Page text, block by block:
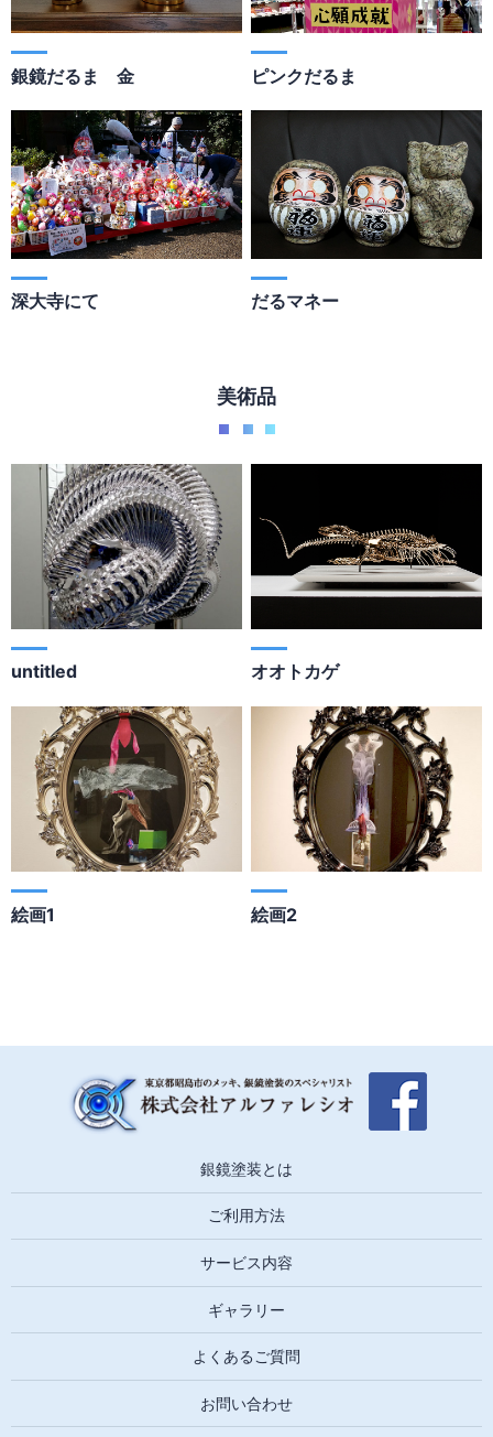
銀鏡だるま 金 ピンクだるま
深大寺にて だるマネー
美術品
untitled オオトカゲ
絵画1 絵画2
銀鏡塗装とは
ご利用方法
サービス内容
ギャラリー
よくあるご質問
お問い合わせ